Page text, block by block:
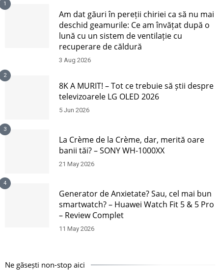
1
Am dat găuri în pereții chiriei ca să nu mai
deschid geamurile: Ce am învățat după o
lună cu un sistem de ventilație cu
recuperare de căldură
3 Aug 2026
2
8K A MURIT! – Tot ce trebuie să știi despre
televizoarele LG OLED 2026
5 Jun 2026
3
La Crème de la Crème, dar, merită oare
banii tăi? – SONY WH-1000XX
21 May 2026
4
Generator de Anxietate? Sau, cel mai bun
smartwatch? – Huawei Watch Fit 5 & 5 Pro
– Review Complet
11 May 2026
Ne găsești non-stop aici